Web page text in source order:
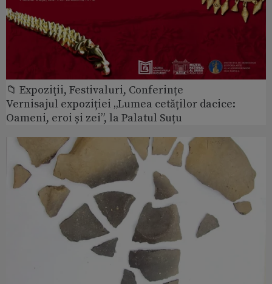
📁 Expoziţii, Festivaluri, Conferințe
Vernisajul expoziției „Lumea cetăților dacice:
Oameni, eroi și zei”, la Palatul Suțu